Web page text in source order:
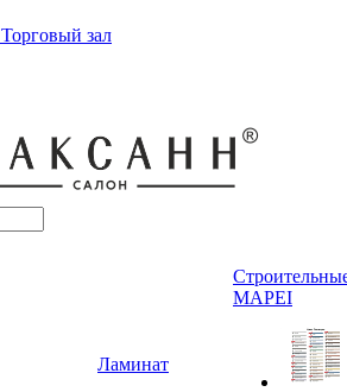
Торговый зал
Ламинат
MAPEI